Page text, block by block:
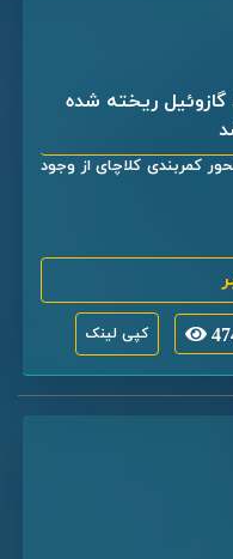
گازوئیل ریخته شده
کمربندی کلاچای از وجود
کپی لینک